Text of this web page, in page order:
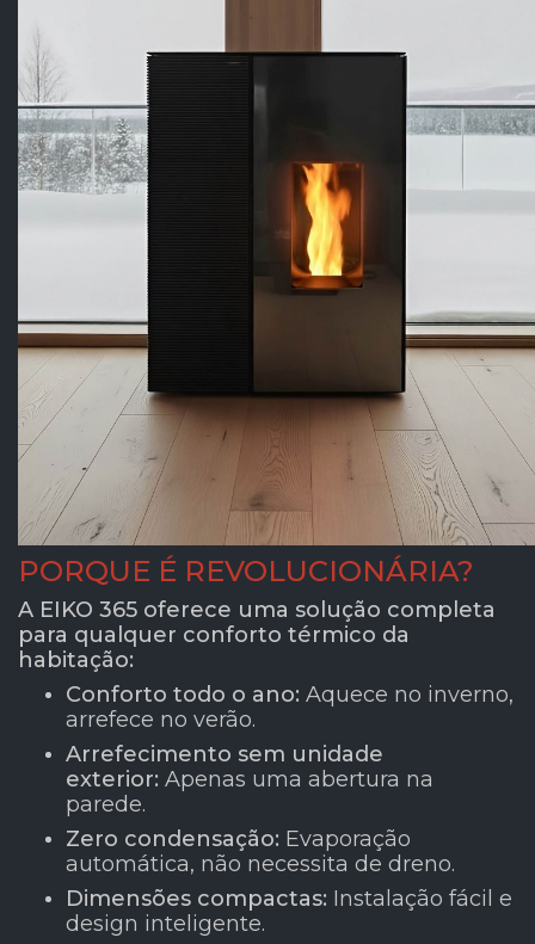
PORQUE É REVOLUCIONÁRIA?
A EIKO 365 oferece uma solução completa
para qualquer conforto térmico da
habitação:
Conforto todo o ano: Aquece no inverno,
arrefece no verão.
Arrefecimento sem unidade
exterior: Apenas uma abertura na
parede.
Zero condensação: Evaporação
automática, não necessita de dreno.
Dimensões compactas: Instalação fácil e
design inteligente.